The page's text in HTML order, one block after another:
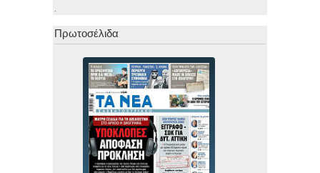
.
Πρωτοσέλιδα